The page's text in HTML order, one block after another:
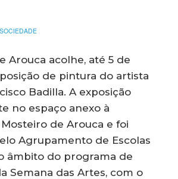
SOCIEDADE
Arouca acolhe, até 5 de
de pintura do artista
Badilla. A exposição
no espaço anexo à
de Arouca e foi
Agrupamento de Escolas
âmbito do programa de
Semana das Artes, com o